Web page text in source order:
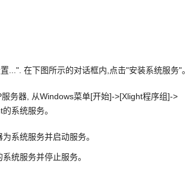
...". 在下图所示的对话框内,点击"安装系统服务"。
务器, 从Windows菜单[开始]->[Xlight程序组]->
系统服务。
系统服务并启动服务。
统服务并停止服务。